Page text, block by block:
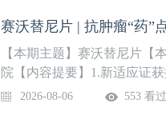
赛沃替尼片 | 抗肿瘤“药”
【本期主题】赛沃替尼片【
院【内容提要】1.新适应证
制5.数据：抑制效力（IC₅₀
2026-08-06 553 看过